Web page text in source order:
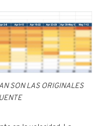
SON LAS ORIGINALES